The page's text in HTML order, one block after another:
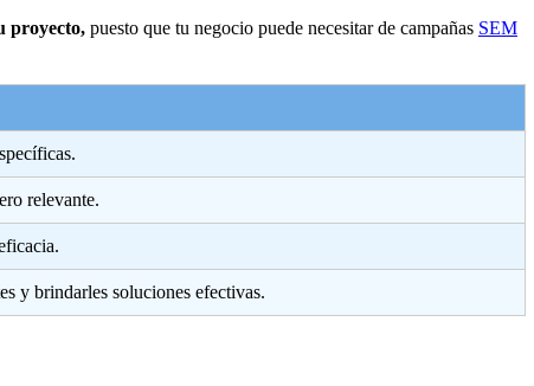
proyecto, puesto que tu negocio puede necesitar de campañas SEM
relevante.
y brindarles soluciones efectivas.